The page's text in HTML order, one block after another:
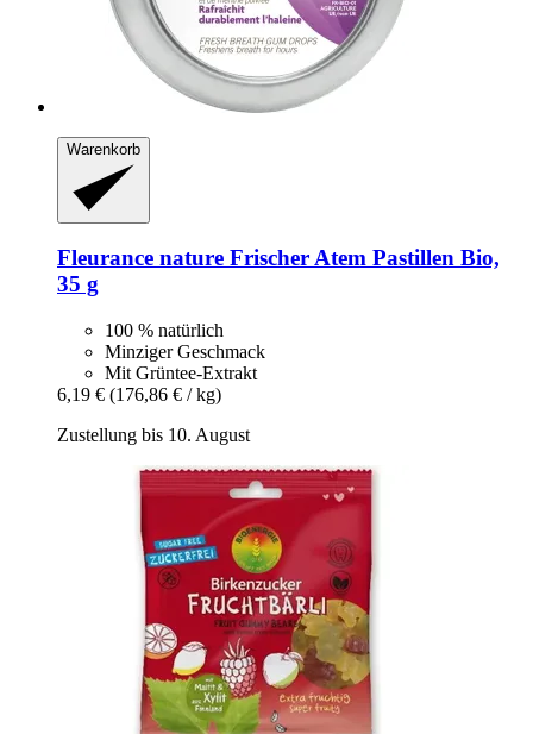
Warenkorb
Fleurance nature Frischer Atem Pastillen Bio,
35 g
100 % natürlich
Minziger Geschmack
Mit Grüntee-Extrakt
6,19 € (176,86 € / kg)
Zustellung bis 10. August